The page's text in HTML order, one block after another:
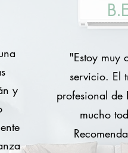
y
"Estoy muy
servicio. El
profesional
mucho